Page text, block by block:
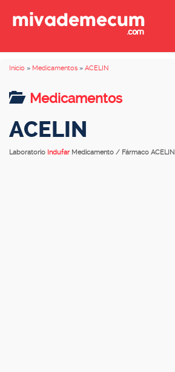
Inicio » Medicamentos » ACELIN
Medicamentos
ACELIN
Laboratorio Indufar Medicamento / Fármaco ACELIN